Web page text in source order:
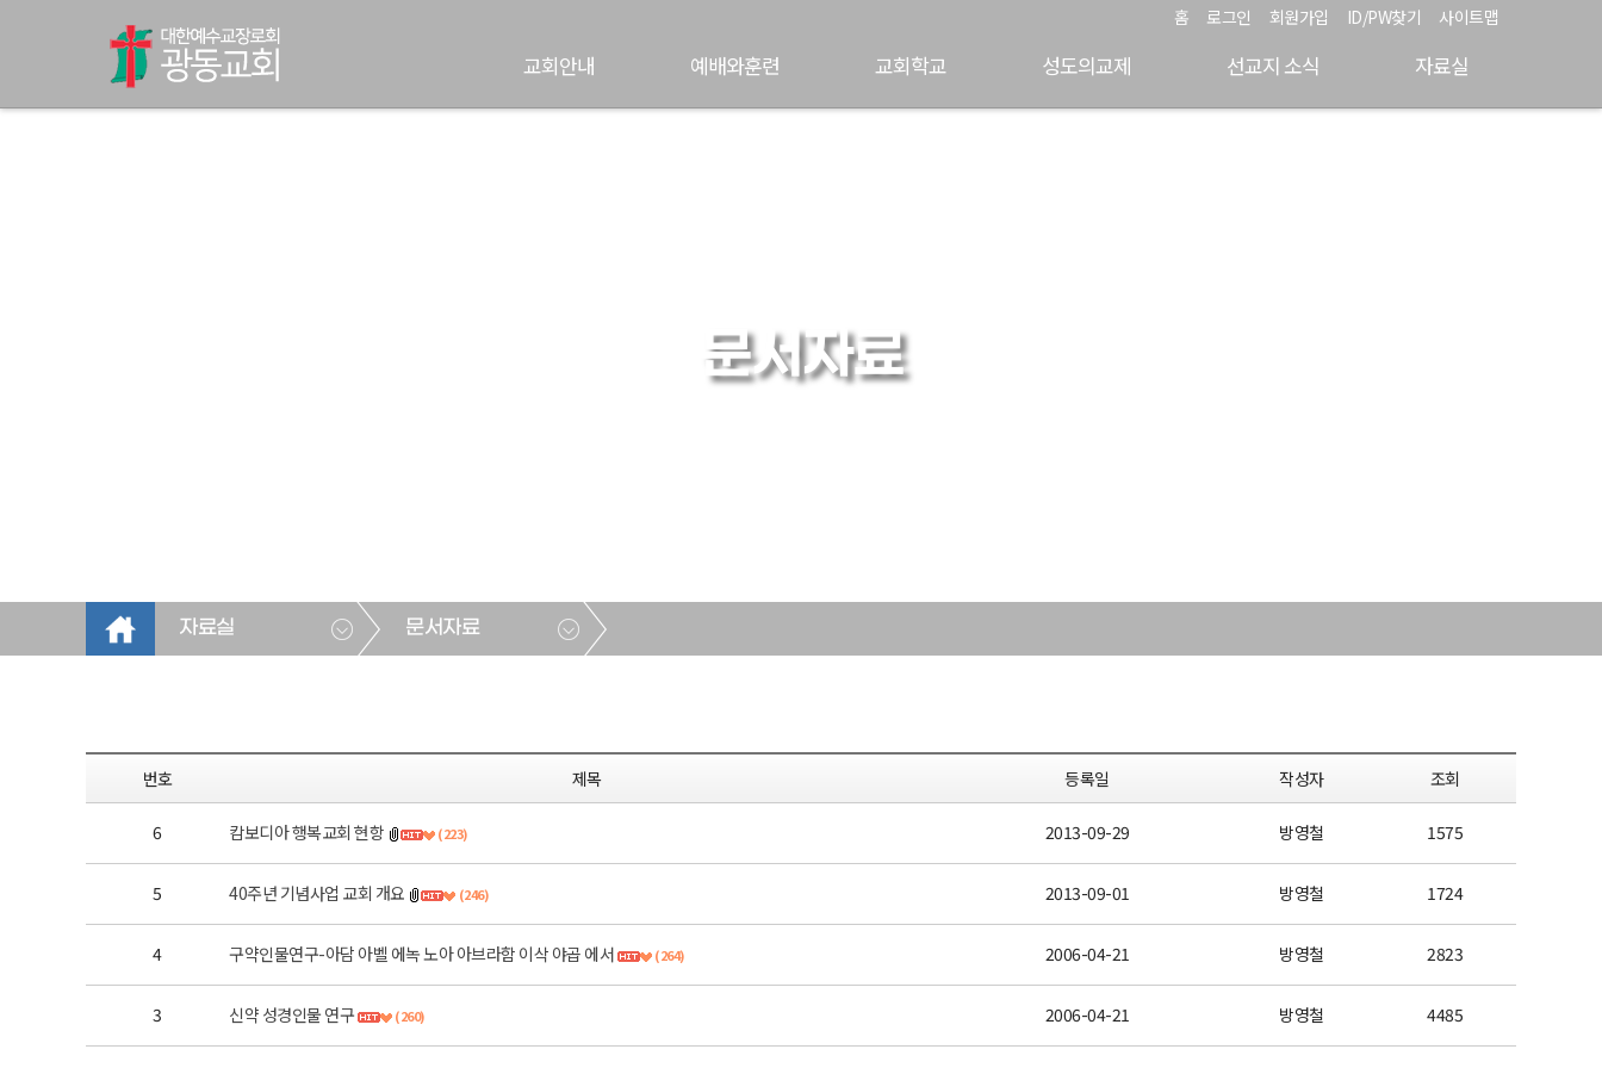
홈 로그인 회원가입 ID/PW찾기 사이트맵
교회안내 예배와훈련 교회학교 성도의교제 선교지 소식 자료실
문서자료
자료실 문서자료
번호 제목 등록일 작성자 조회
6 캄보디아 행복교회 현항 (223) 2013-09-29 방영철 1575
5 40주년 기념사업 교회 개요 (246) 2013-09-01 방영철 1724
4 구약인물연구-아담 아벨 에녹 노아 아브라함 이삭 야곱 에서 (264) 2006-04-21 방영철 2823
3 신약 성경인물 연구 (260) 2006-04-21 방영철 4485